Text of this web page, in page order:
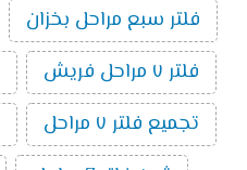
فلتر سبع مراحل بخزان
فلتر ٧ مراحل فريش
تجميع فلتر ٧ مراحل